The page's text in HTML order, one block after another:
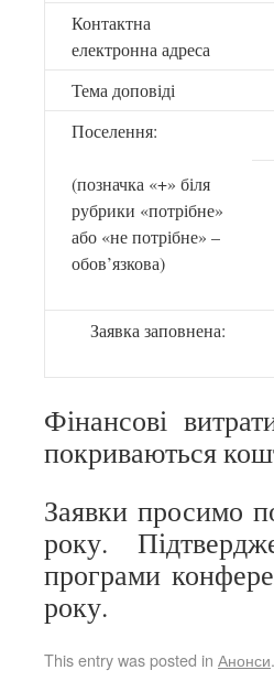
Контактна
електронна адреса
Тема доповіді
Поселення:
(позначка «+» біля
рубрики «потрібне»
або «не потрібне» –
обов’язкова)
Заявка заповнена:
Фінансові
покриваються
Заявки просимо
року.
програми
року.
This entry was posted in Анонси